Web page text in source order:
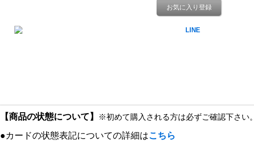
お気に入り登録
【商品の状態について】 ※初めて購入される方は必ずご確認下さい。
●カードの状態表記についての詳細はこちら